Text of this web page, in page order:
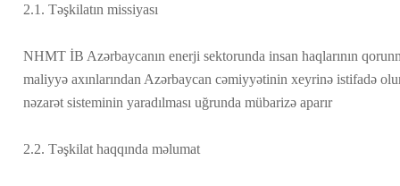
2.1. Təşkilatın missiyası
NHMT İB Azərbaycanın enerji sektorunda insan haqlarının
maliyyə axınlarından Azərbaycan cəmiyyətinin xeyrinə istifadə
nəzarət sisteminin yaradılması uğrunda mübarizə aparır
2.2. Təşkilat haqqında məlumat